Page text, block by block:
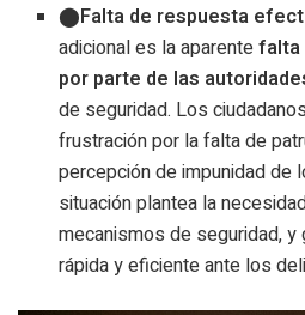
Falta de respuesta
adicional es la aparentefalta
por parte de las
de seguridad. Los
frustración por la falta de
percepción de impunidad de
situación plantea la
mecanismos de seguridad,
rápida y eficiente ante los